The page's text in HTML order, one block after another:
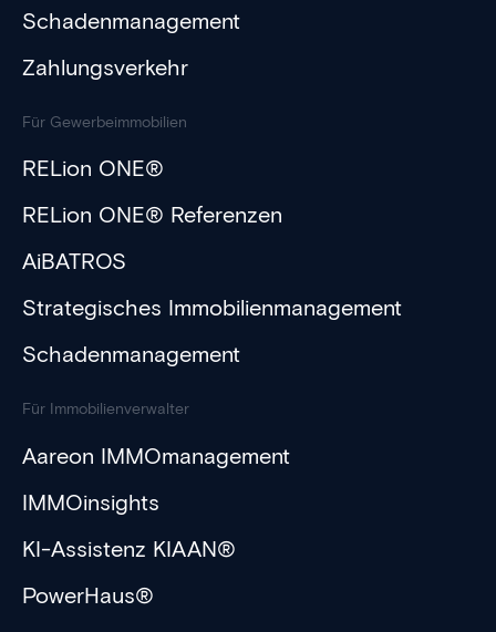
Schadenmanagement
Zahlungsverkehr
Für Gewerbeimmobilien
RELion ONE®
RELion ONE® Referenzen
AiBATROS
Strategisches Immobilienmanagement
Schadenmanagement
Für Immobilienverwalter
Aareon IMMOmanagement
IMMOinsights
KI-Assistenz KIAAN®
PowerHaus®